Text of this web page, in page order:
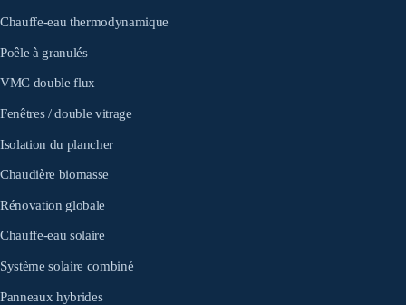
Chauffe-eau thermodynamique
Poêle à granulés
VMC double flux
Fenêtres / double vitrage
Isolation du plancher
Chaudière biomasse
Rénovation globale
Chauffe-eau solaire
Système solaire combiné
Panneaux hybrides